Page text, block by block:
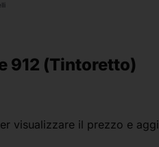
912 (Tintoretto)
visualizzare il prezzo e